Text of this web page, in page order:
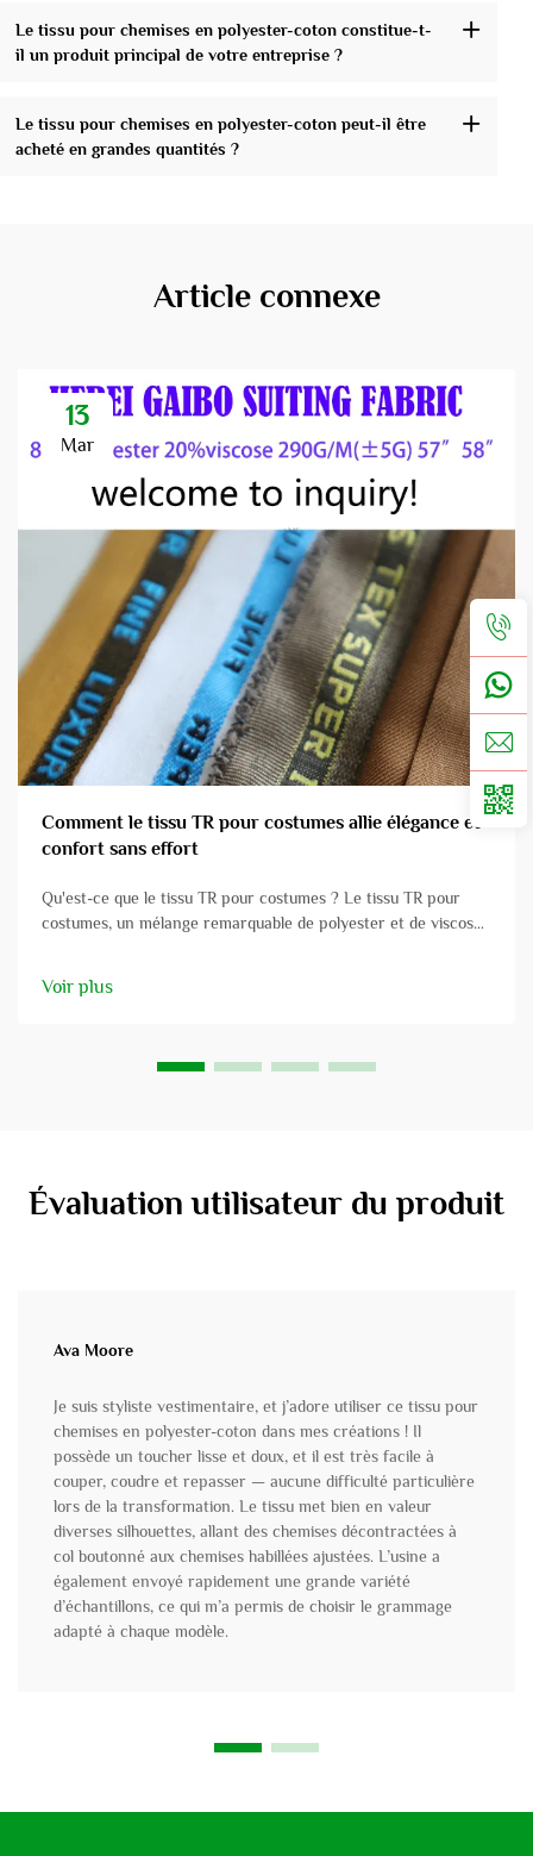
Le tissu pour chemises en polyester-coton constitue-t-
il un produit principal de votre entreprise ?
Le tissu pour chemises en polyester-coton peut-il être
acheté en grandes quantités ?
Article connexe
13
Mar
Comment le tissu TR pour costumes allie élégance et
confort sans effort
Qu'est-ce que le tissu TR pour costumes ? Le tissu TR pour
costumes, un mélange remarquable de polyester et de viscose,
résistance du polyester à la douceur et au confort de la
Voir plus
Évaluation utilisateur du produit
Ava Moore
Je suis styliste vestimentaire, et j’adore utiliser ce tissu pour
chemises en polyester-coton dans mes créations ! Il
possède un toucher lisse et doux, et il est très facile à
couper, coudre et repasser — aucune difficulté particulière
lors de la transformation. Le tissu met bien en valeur
diverses silhouettes, allant des chemises décontractées à
col boutonné aux chemises habillées ajustées. L’usine a
également envoyé rapidement une grande variété
d’échantillons, ce qui m’a permis de choisir le grammage
adapté à chaque modèle.